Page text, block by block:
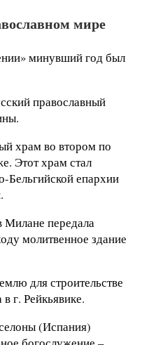
мире
минувший год был
православный
храм во втором по
Этот храм стал
епархии
Милане передала
молитвенное здание
для строительстве
г. Рейкьявике.
(Испания)